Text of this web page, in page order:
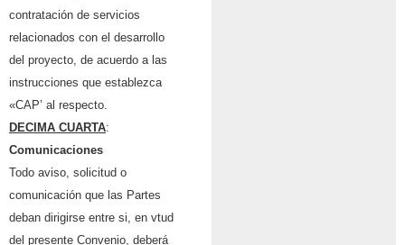
contratación de servicios
relacionados con el desarrollo
del proyecto, de acuerdo a las
instrucciones que establezca
«CAP’ al respecto.
DECIMA CUARTA:
Comunicaciones
Todo aviso, solicitud o
comunicación que las Partes
deban dirigirse entre si, en vtud
del presente Convenio, deberá